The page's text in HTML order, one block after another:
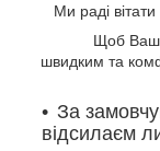
Ми раді
Щоб
швидким та
За
відсилаєм